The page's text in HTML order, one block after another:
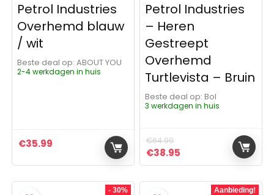
Petrol Industries
Overhemd blauw
/ wit
Beste deal op:
ABOUT YOU
2-4 werkdagen in huis
€35.99
Petrol Industries
– Heren
Gestreept
Overhemd
Turtlevista – Bruin
Beste deal op:
Bol
3 werkdagen in huis
€64.99
Oorspronkelijke prijs
€38.95 Huidige prijs is:
- 30% Aanbieding!